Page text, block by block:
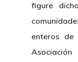
figure
enteros